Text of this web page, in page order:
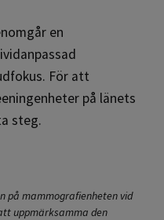
en
För att
på länets
steg.
på mammografienheten vid
uppmärksamma den